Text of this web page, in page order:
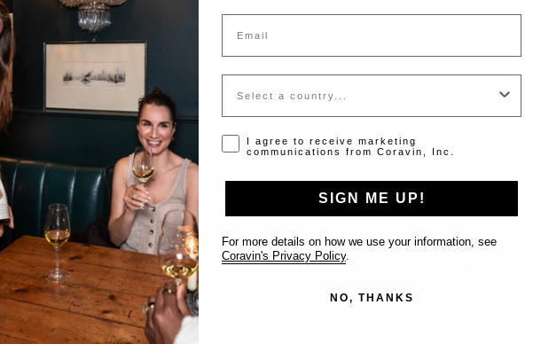
Token inválido o expirado
contacta al administrador para obtener un token válido.
Support
Contact us
List Your Venue
FAQ’s
About Coravin Guide
Email
Country
Opt-in disclaimer
I agree to receive marketing
communications from Coravin, Inc.
SIGN ME UP!
For more details on how we use your information, see
Coravin's Privacy Policy
NO, THANKS